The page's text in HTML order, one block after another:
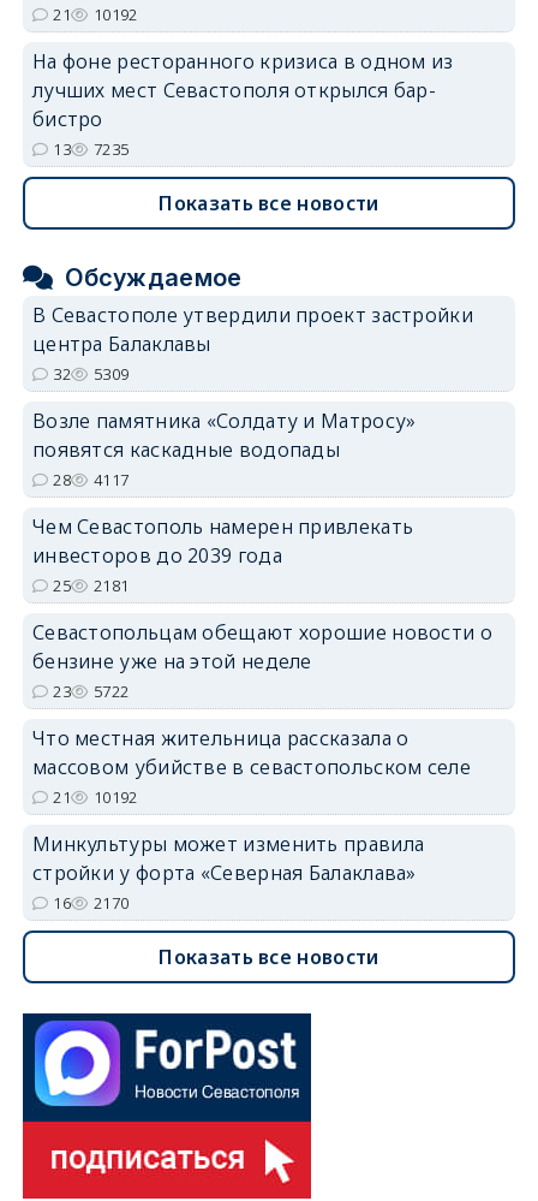
21 10192
На фоне ресторанного кризиса в одном из
лучших мест Севастополя открылся бар-
бистро
13 7235
Показать все новости
Обсуждаемое
В Севастополе утвердили проект застройки
центра Балаклавы
32 5309
Возле памятника «Солдату и Матросу»
появятся каскадные водопады
28 4117
Чем Севастополь намерен привлекать
инвесторов до 2039 года
25 2181
Севастопольцам обещают хорошие новости о
бензине уже на этой неделе
23 5722
Что местная жительница рассказала о
массовом убийстве в севастопольском селе
21 10192
Минкультуры может изменить правила
стройки у форта «Северная Балаклава»
16 2170
Показать все новости